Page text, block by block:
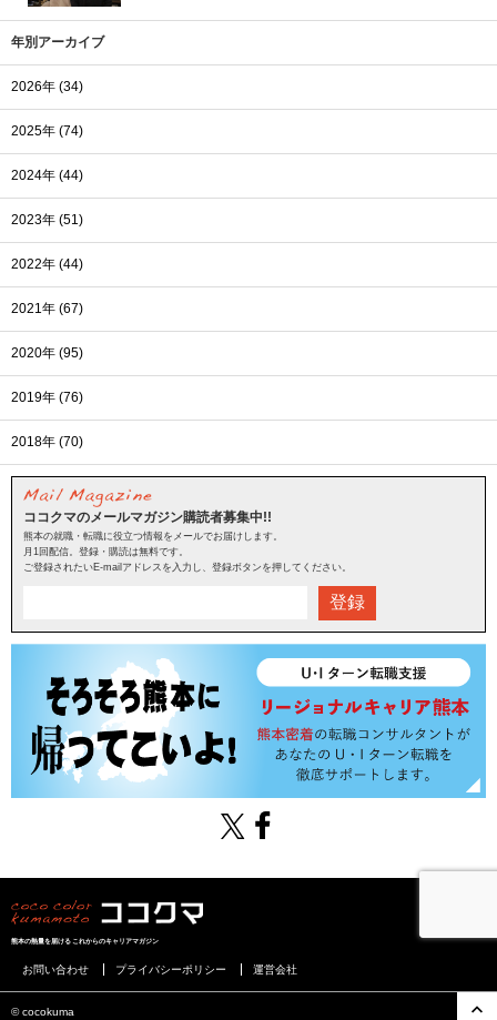
年別アーカイブ
2026年 (34)
2025年 (74)
2024年 (44)
2023年 (51)
2022年 (44)
2021年 (67)
2020年 (95)
2019年 (76)
2018年 (70)
ココクマのメールマガジン購読者募集中!!
熊本の就職・転職に役立つ情報をメールでお届けします。
月1回配信。登録・購読は無料です。
ご登録されたいE-mailアドレスを入力し、登録ボタンを押してください。
登録
熊本の熱量を届けるこれからのキャリアマガジン
お問い合わせ プライバシーポリシー 運営会社
©︎ cocokuma